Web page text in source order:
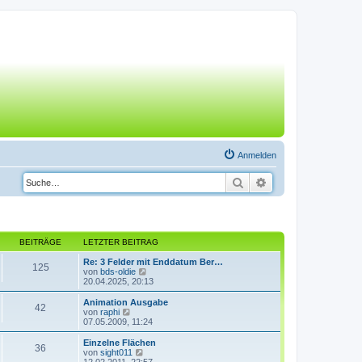
Anmelden
Suche
BEITRÄGE LETZTER BEITRAG
125
Re: 3 Felder mit Enddatum Ber…
von bds-oldie
e
u
e
s
t
B
e
20.04.2025, 20:13
42
Animation Ausgabe
von raphi
e
u
e
s
t
07.05.2009, 11:24
36
Einzelne Flächen
von sight011